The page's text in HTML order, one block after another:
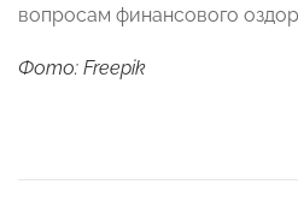
вопросам финансового
Фото: Freepik